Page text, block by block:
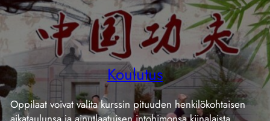
Koulutus
Oppilaat voivat valita kurssin pituuden henkilökohtaisen